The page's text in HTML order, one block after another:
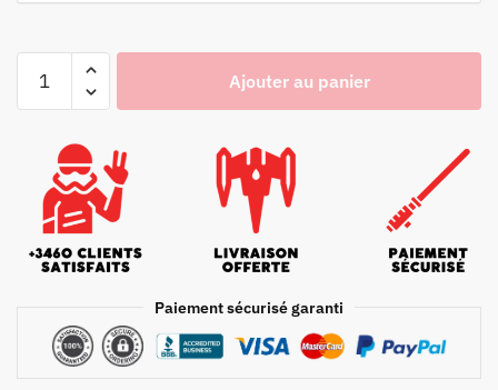
Ajouter au panier
Paiement sécurisé garanti